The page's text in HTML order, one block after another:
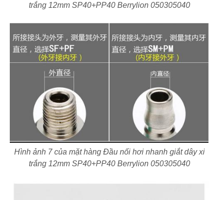
trắng 12mm SP40+PP40 Berrylion 050305040
Hình ảnh 7 của mặt hàng Đầu nối hơi nhanh giắt dây xi
trắng 12mm SP40+PP40 Berrylion 050305040